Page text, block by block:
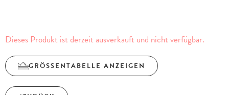
Dieses Produkt ist derzeit ausverkauft und nicht verfügbar.
GRÖSSENTABELLE ANZEIGEN